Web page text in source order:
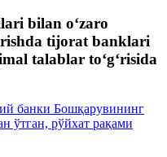
bilan o‘zaro
tijorat banklari
talablar to‘g‘risida
банки Бошқарувининг
ўтган, рўйхат рақами